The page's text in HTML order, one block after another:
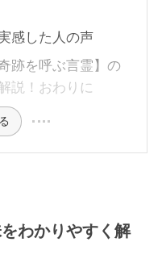
感した人の声
跡を呼ぶ言霊】の
説！おわりに
わかりやすく解